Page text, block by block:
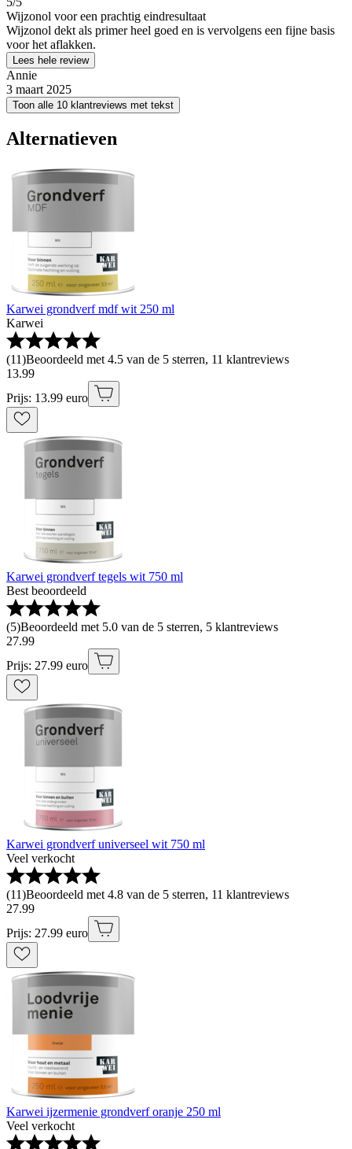
Wijzonol voor een prachtig eindresultaat
Wijzonol dekt als primer heel goed en is vervolgens een fijne basis
voor het aflakken.
Lees hele review
Annie
3 maart 2025
Toon alle 10 klantreviews met tekst
Alternatieven
Karwei grondverf mdf wit 250 ml
Karwei
(11)Beoordeeld met 4.5 van de 5 sterren, 11 klantreviews
13.99
Prijs: 13.99 euro
Karwei grondverf tegels wit 750 ml
Best beoordeeld
(5)Beoordeeld met 5.0 van de 5 sterren, 5 klantreviews
27.99
Prijs: 27.99 euro
Karwei grondverf universeel wit 750 ml
Veel verkocht
(11)Beoordeeld met 4.8 van de 5 sterren, 11 klantreviews
27.99
Prijs: 27.99 euro
Karwei ijzermenie grondverf oranje 250 ml
Veel verkocht